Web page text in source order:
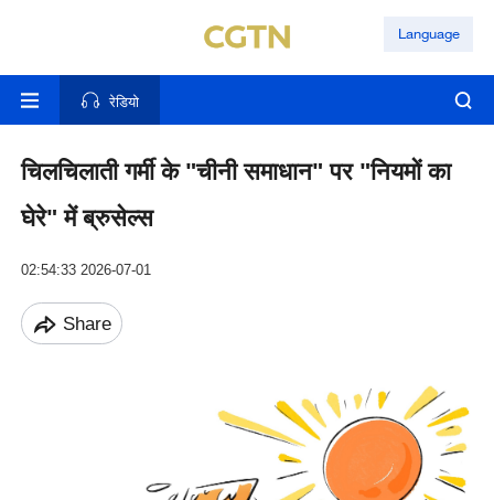
Language
रेडियो
चिलचिलाती गर्मी के "चीनी समाधान" पर "नियमों का
घेरे" में ब्रुसेल्स
02:54:33 2026-07-01
Share